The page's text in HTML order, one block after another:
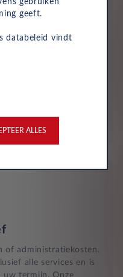
op een
of administratiekosten.
alle services en is
uw termijn. Onze
geeft.
databeleid vindt
ALLES